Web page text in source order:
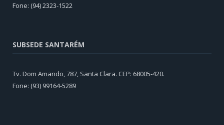
Fone: (94) 2323-1522
SUBSEDE SANTARÉM
Tv. Dom Amando, 787, Santa Clara. CEP: 68005-420.
Fone: (93) 99164-5289